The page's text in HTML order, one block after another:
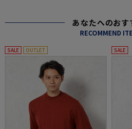
あなたへのおす
RECOMMEND
SALE OUTLET SALE